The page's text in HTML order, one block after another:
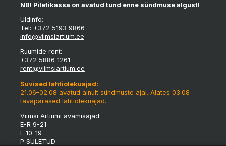
NB! Piletikassa on avatud tund enne sündmuse algust!
Üldinfo:
Tel: +372 5193 9866
info@viimsiartium.ee
Ruumide rent:
+372 5886 1261
rent@viimsiartium.ee
Suvised lahtiolekuajad:
21.06–02.08 avatud ainult sündmuste ajal. Alates 03.08
tavapärased lahtiolekuajad.
Viimsi Artiumi avamisajad:
E-R 9-21
L 10-19
P SULETUD